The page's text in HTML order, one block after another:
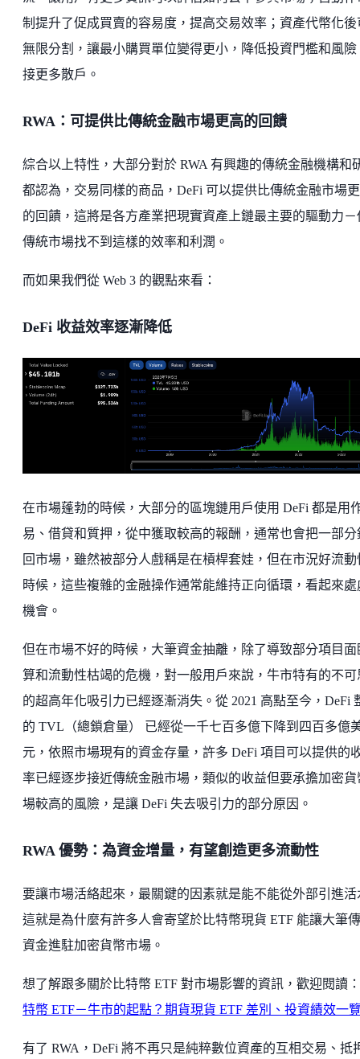
制提升了促成買賣的容易度，提高交易效率；資產代幣化後
無限分割，讓最小購買單位變得更小，降低投資門檻和風險
接更多散戶。
RWA：可提供比傳統金融市場更高的回饋
綜合以上特性，大部分對於 RWA 有興趣的傳統金融機構和
都認為，交易同樣的商品，DeFi 可以提供比傳統金融市場
的回饋，這將是各方產業把現實資產上鏈最主要的驅動力－
傳統市場找不到這樣的效率和利潤。
而如果我們從 Web 3 的觀點來看：
DeFi 收益效率逐漸降低
在市場蓬勃的時候，大部分的區塊鏈用戶使用 DeFi 都是用
易、借貸和質押，從中獲取較高的報酬，通常也會把一部分
回市場，雖然被部分人戲稱是在槓桿套娃，但在市況好流動
時候，這些複雜的金融操作通常能維持正向循環，看起來處
機會。
但在市場不好的時候，大筆資金抽離，除了導致部分項目面
算和流動性枯竭的危機，對一般用戶來說，牛市特有的不可
的超高年化吸引力已經逐漸消失。從 2021 高點至今，DeFi
的 TVL（總鎖倉量） 已經從一千七百多億下降到四百多億
元，依照市場現有的資金存量，許多 DeFi 項目可以提供的
率已經逐步接近傳統金融市場，類似的收益但要承擔加密貨
場較高的風險，是讓 DeFi 失去吸引力的部分原因。
RWA 優勢：為資金增量，有望創造更多流動性
要讓市場活絡起來，最關鍵的因素就是能不能從外部引進活
這就是為什麼有許多人會寄望於比特幣現貨 ETF 能讓大筆
資金進駐加密貨幣市場。
想了解跟多關於比特幣 ETF 對市場影響的資訊，歡迎閱讀：
特幣 ETF－牛市的起點？期貨現貨 ETF 差別、投資績效一
有了 RWA，DeFi 將不再只是純粹數位資產的互相交易、抵